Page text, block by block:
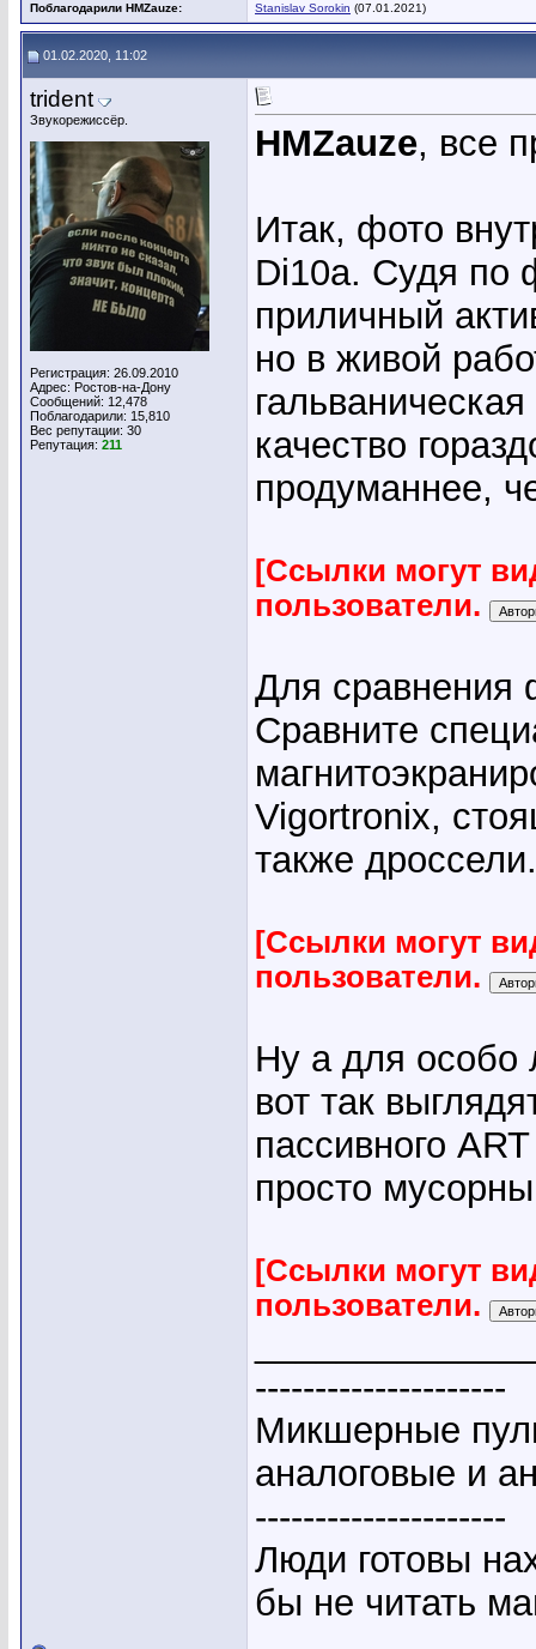
Поблагодарили HMZauze: Stanislav Sorokin (07.01.2021)
01.02.2020, 11:02
trident
Звукорежиссёр.
Регистрация: 26.09.2010
Адрес: Ростов-на-Дону
Сообщений: 12,478
Поблагодарили: 15,810
Вес репутации: 30
Репутация: 211
HMZauze, все
Итак, фото
Di10a. Судя по
приличный
но в живой
качество
продуманнее,
[Ссылки могут
пользователи.
Для сравнения
Сравните
Vigortronix,
также
[Ссылки могут
пользователи.
Ну а для особо
вот так
пассивного
просто
[Ссылки могут
пользователи.
---------------------
Микшерные
аналоговые и
---------------------
Люди готовы
бы не читать